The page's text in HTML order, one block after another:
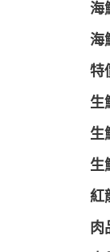
海
海
特
生
生
生
紅
肉